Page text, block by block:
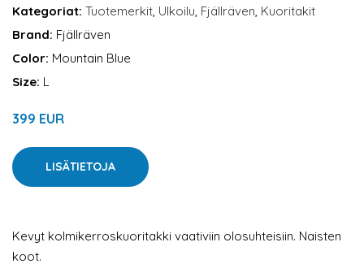
Kategoriat: Tuotemerkit Ulkoilu Fjällräven Kuoritakit
Brand: Fjällräven
Color: Mountain Blue
Size: L
399 EUR
LISÄTIETOJA
Kevyt kolmikerroskuoritakki vaativiin olosuhteisiin. Naisten
koot.